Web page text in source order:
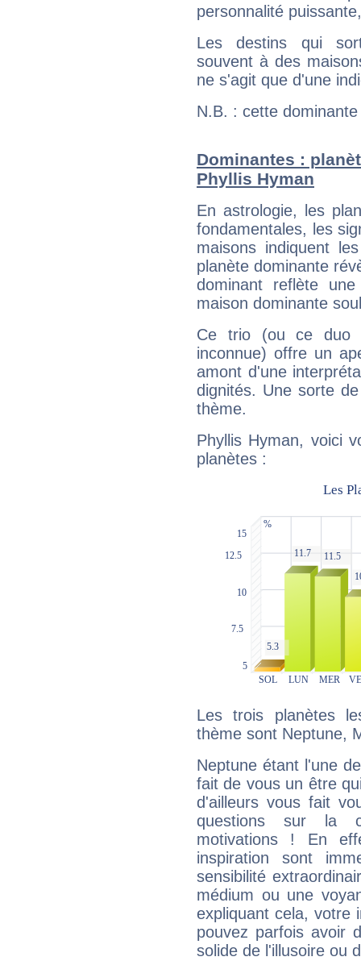
personnalité
Les destins qui
souvent à des
ne s'agit que d'une
N.B. : cette
Dominantes :
Phyllis Hyman
En astrologie, les
fondamentales, les
maisons indiquent
planète dominante
dominant reflète
maison dominante
Ce trio (ou ce duo
inconnue) offre un
amont d'une
dignités. Une sorte
thème.
Phyllis Hyman, voici
planètes :
Les trois planètes
thème sont Neptune,
Neptune étant l'une
fait de vous un être
d'ailleurs vous fait
questions sur la
motivations ! En
inspiration sont
sensibilité
médium ou une
expliquant cela, votre
pouvez parfois avoir
solide de l'illusoire ou